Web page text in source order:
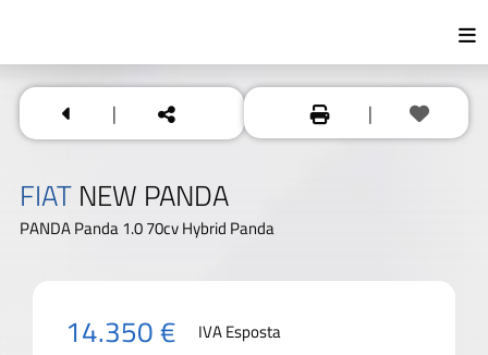
| |
FIAT NEW PANDA
PANDA Panda 1.0 70cv Hybrid Panda
14.350 € IVA Esposta